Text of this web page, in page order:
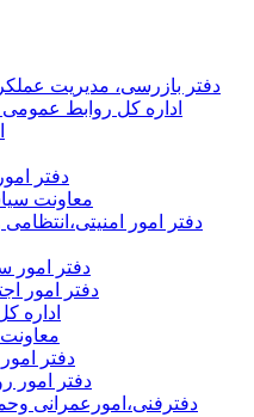
دفتر بازرسی، مدیریت
اداره کل روابط عمومی
دفتر
معاونت
دفتر امور
دفتر امور
دفتر امور
اداره
دفتر
دفتر امور
دفترفنی،امورعمرانی